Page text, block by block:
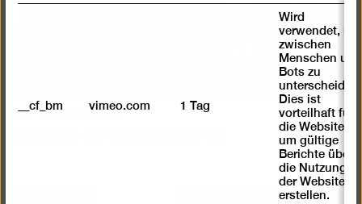
Für Künstlerinnen
__cf_bm vimeo.com 1 Tag
Wird
verwendet, um
zwischen
Menschen und
Bots zu
unterscheiden.
Dies ist
vorteilhaft für
die Website,
um gültige
Berichte über
die Nutzung
der Website zu
erstellen.